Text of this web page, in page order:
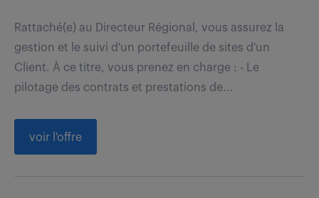
Rattaché(e) au Directeur Régional, vous assurez la
gestion et le suivi d'un portefeuille de sites d'un
Client. À ce titre, vous prenez en charge : - Le
pilotage des contrats et prestations de...
voir l'offre